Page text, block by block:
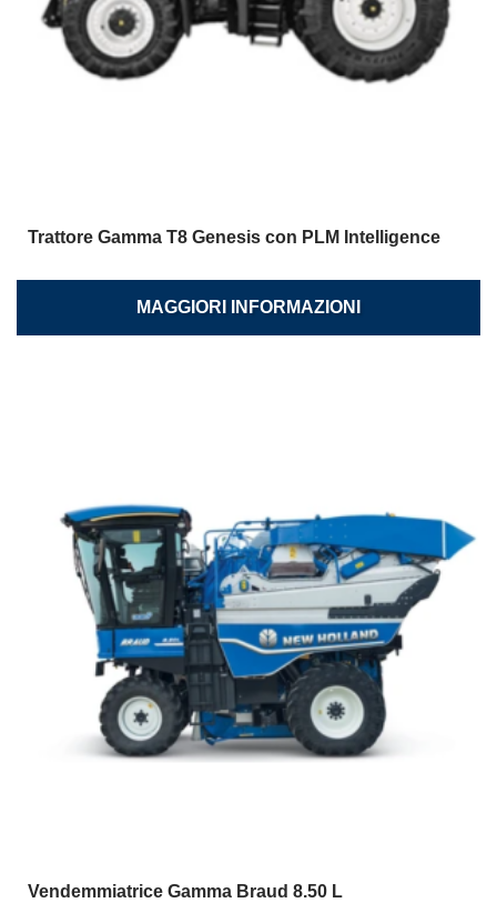
Trattore Gamma T8 Genesis con PLM Intelligence
MAGGIORI INFORMAZIONI
Vendemmiatrice Gamma Braud 8.50 L